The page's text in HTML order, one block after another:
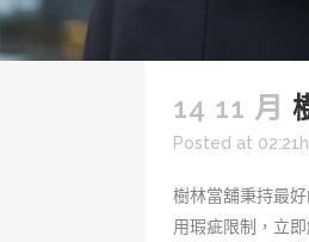
14 11 月
Posted at 02:21h
樹林當舖秉持最
用瑕疵限制，立